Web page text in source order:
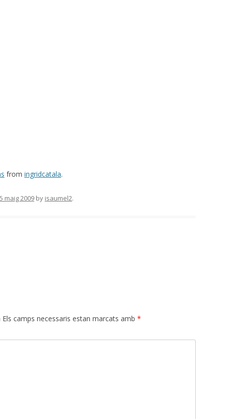
from ingridcatala.
maig 2009 by isaumel2.
Els camps necessaris estan marcats amb *